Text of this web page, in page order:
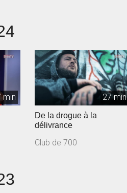
min 27 min
De la drogue à la
délivrance
Club de 700